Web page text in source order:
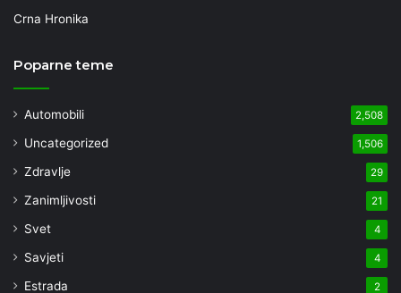
Crna Hronika
Poparne teme
Automobili 2,508
Uncategorized 1,506
Zdravlje 29
Zanimljivosti 21
Svet 4
Savjeti 4
Estrada 2